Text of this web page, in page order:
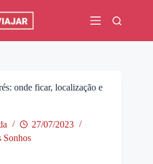
onde ficar, localização e
27/07/2023
Sonhos